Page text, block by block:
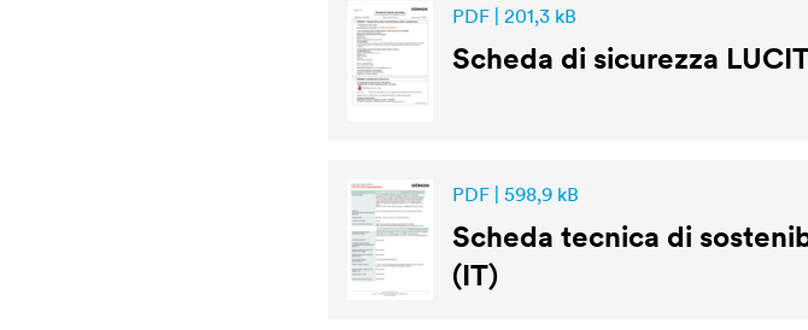
PDF | 201,3 kB
Scheda di sicurezza
PDF | 598,9 kB
Scheda tecnica di
(IT)